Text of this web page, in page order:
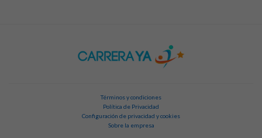
Términos y condiciones
Política de Privacidad
Configuración de privacidad y cookies
Sobre la empresa